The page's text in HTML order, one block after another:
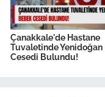
Çanakkale'de Hastane
Tuvaletinde Yenidoğan
Cesedi Bulundu!